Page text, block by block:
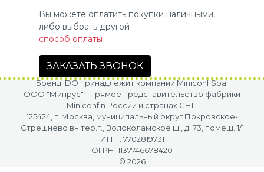
Вы можете оплатить покупки наличными,
либо выбрать другой
способ оплаты
ЗАКАЗАТЬ ЗВОНОК
Бренд iDO принадлежит компании Miniconf Spa.
OOO "Минрус" - прямое представительство фабрики
Miniconf в России и странах СНГ.
125424, г. Москва, муниципальный округ Покровское-
Стрешнево вн.тер.г., Волоколамское ш., д. 73, помещ. 1/1
ИНН: 7702819731
ОГРН: 1137746678420
© 2026